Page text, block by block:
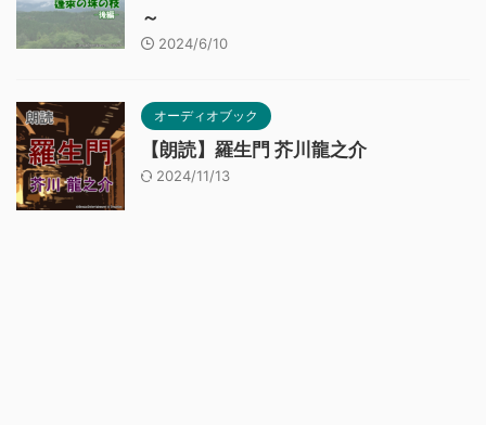
～
2024/6/10
オーディオブック
【朗読】羅生門 芥川龍之介
2024/11/13